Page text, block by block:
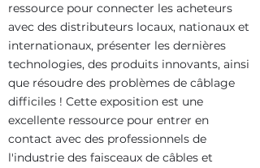
ressource pour connecter les acheteurs
avec des distributeurs locaux, nationaux et
internationaux, présenter les dernières
technologies, des produits innovants, ainsi
que résoudre des problèmes de câblage
difficiles ! Cette exposition est une
excellente ressource pour entrer en
contact avec des professionnels de
l'industrie des faisceaux de câbles et